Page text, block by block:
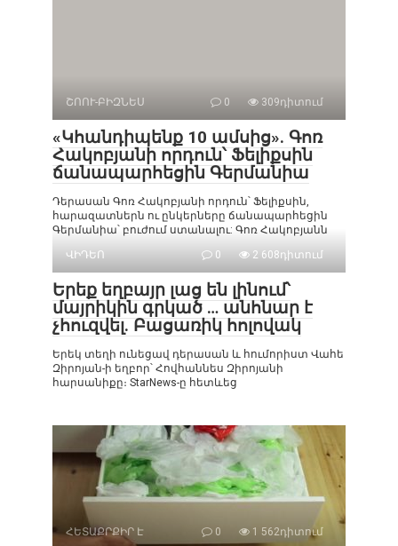
ՇՈՈՒ-ԲԻԶՆԵՍ 0 309դիտում
«Կհանդիպենք 10 ամսից». Գոռ
Հակոբյանի որդուն՝ Ֆելիքսին
ճանապարհեցին Գերմանիա
Դերասան Գոռ Հակոբյանի որդուն՝ Ֆելիքսին,
հարազատներն ու ընկերները ճանապարհեցին
Գերմանիա՝ բուժում ստանալու: Գոռ Հակոբյանն
ՎԻԴԵՈ
0 2 608դիտում
Երեք եղբայր լաց են լինում՝
մայրիկին գրկած … անհնար է
չհուզվել. Բացառիկ հոլովակ
Երեկ տեղի ունեցավ դերասան և հումորիստ Վահե
Զիրոյան-ի եղբոր՝ Հովհաննես Զիրոյանի
հարսանիքը։ StarNews-ը հետևեց
ՀԵՏԱՔՐՔԻՐ Է 0 1 562դիտում